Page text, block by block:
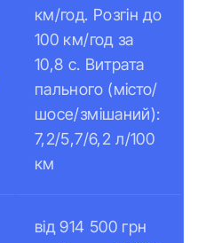
км/год. Розгін до
100 км/год за
10,8 с. Витрата
пального (місто/
шосе/змішаний):
7,2/5,7/6,2 л/100
км
від 914 500 грн